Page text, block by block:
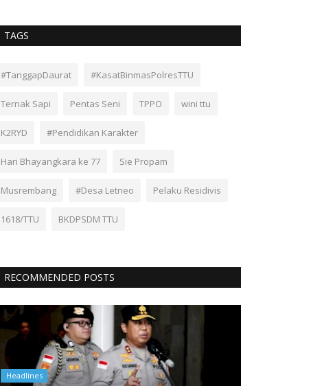
TAGS
#TanggapDaurat #KasatBinmasPolresTTU
Ternak Sapi Pentas Seni TPPO wini ttu
K2RYD #Pendidikan Karakter
Hari Bhayangkara ke 77 Sie Propam
Musrembang #Desa Letneo Pelaku Residivis
1618/TTU BKDPSDM TTU
RECOMMENDED POSTS
Headlines